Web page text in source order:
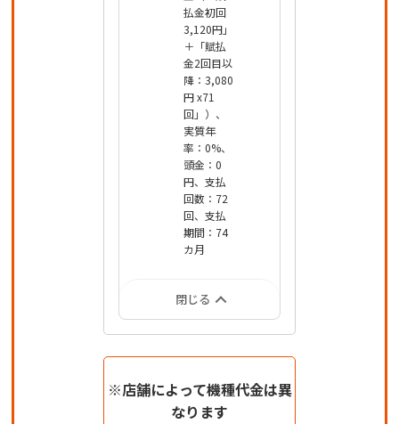
払金初回
3,120円」
＋「賦払
金2回目以
降：3,080
円 x71
回」）、
実質年
率：0%、
頭金：0
円、支払
回数：72
回、支払
期間：74
カ月
閉じる
※店舗によって機種代金は異
なります